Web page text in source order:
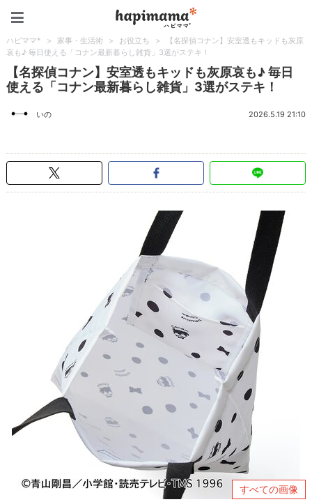
ハピママ* > 家事・生活術 > お役立ち >
【名探偵コナン】安室透もキッドも灰原
哀も♪ 毎日使える「コナン最新暮らし雑貨」3選がステキ！
【名探偵コナン】安室透もキッドも灰原哀も♪ 毎日
使える「コナン最新暮らし雑貨」3選がステキ！
いの 2026.5.19 21:10
すべての画像